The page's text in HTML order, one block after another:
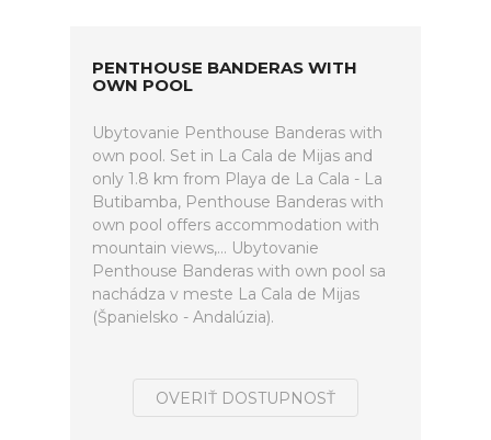
PENTHOUSE BANDERAS WITH
OWN POOL
Ubytovanie Penthouse Banderas with
own pool. Set in La Cala de Mijas and
only 1.8 km from Playa de La Cala - La
Butibamba, Penthouse Banderas with
own pool offers accommodation with
mountain views,... Ubytovanie
Penthouse Banderas with own pool sa
nachádza v meste La Cala de Mijas
(Španielsko - Andalúzia).
OVERIŤ DOSTUPNOSŤ